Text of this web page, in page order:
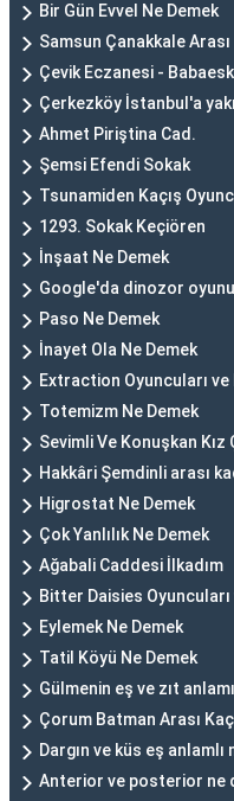
Bir Gün Evvel Ne Demek
Samsun Çanakkale
Çevik Eczanesi -
Çerkezköy İstanbul'a
Ahmet Piriştina Cad.
Şemsi Efendi Sokak
Tsunamiden Kaçış
1293. Sokak Keçiören
İnşaat Ne Demek
Google'da dinozor oyunu
Paso Ne Demek
İnayet Ola Ne Demek
Extraction Oyuncuları
Totemizm Ne Demek
Sevimli Ve Konuşkan Kız
Hakkâri Şemdinli arası
Higrostat Ne Demek
Çok Yanlılık Ne Demek
Ağabali Caddesi İlkadım
Bitter Daisies
Eylemek Ne Demek
Tatil Köyü Ne Demek
Gülmenin eş ve zıt
Çorum Batman Arası
Dargın ve küs eş anlamlı
Anterior ve posterior ne